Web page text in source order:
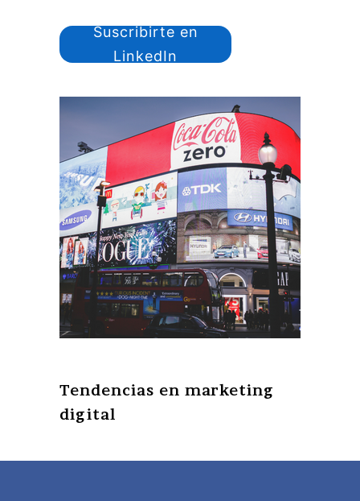
Suscribirte en
LinkedIn
Tendencias en marketing
digital